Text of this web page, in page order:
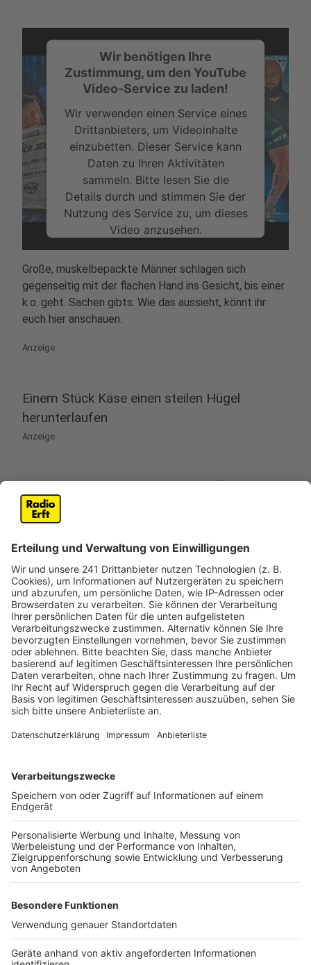
Wir benötigen Ihre
Zustimmung, um den YouTube
Video-Service zu laden!
Wir verwenden einen Service eines
Drittanbieters, um Videoinhalte
einzubetten. Dieser Service kann
Daten zu Ihren Aktivitäten
sammeln. Bitte lesen Sie die
Details durch und stimmen Sie der
Nutzung des Service zu, um dieses
Video anzusehen.
Akzeptieren
powered by
Große, muskelbepackte Männer schlagen sich
gegenseitig mit der flachen Hand ins Gesicht, bis einer
k.o. geht. Sachen gibts. Wie das aussieht, könnt ihr
euch hier anschauen.
Anzeige
Einem Stück Käse einen steilen Hügel
herunterlaufen
Anzeige
Diese Tradition besteht den Angaben zufolge schon
seit über 500 Jahren. In Gloucester, im Westen
Englands, laufen Menschen einem Stück Käse einen
Gehirnerschütterungen und weitere Verletzungen sind
dabei fast schon vorprogrammiert. Am letzten Montag
im Mai findet dieser Wettbewerb statt.Der schnellste
Mann oder die schnellste Frauerhält anschließend das
3 bis 4 Kilo schwere Laib Käse als Hauptgewinn. 2023
war dies im Übrigen Delaney Irving aus Kanada, die
nach Zielankunft für eine gewisse Zeit bewusstlos
war. Ihren Angaben zufolge war es das aber wert. Na,
dann.
Anzeige
Anzeige
Armdrücken kann jeder, habt ihr auch schon mal
Zehendrücken gemacht? Es klingt genauso komisch
wie anstrengend. Und doch gibt es auch bei so einem
kuriosen Wettbewerb eine Weltmeisterschaft. Die
"Toe Wrestling Championship" findet 2023 in einem
Englandsin der "Haig Bar" statt. Ob Teilnehmer
aufgrund von bestimmten Gerüchen disqualifiziert